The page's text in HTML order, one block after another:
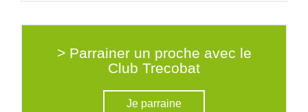
> Parrainer un proche avec le
Club Trecobat
Je parraine